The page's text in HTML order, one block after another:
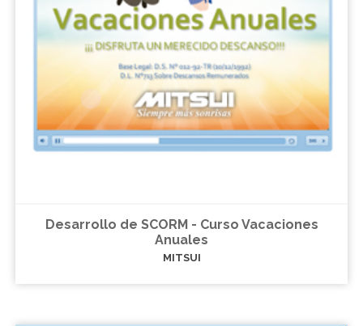
Desarrollo de SCORM - Curso Vacaciones
Anuales
MITSUI